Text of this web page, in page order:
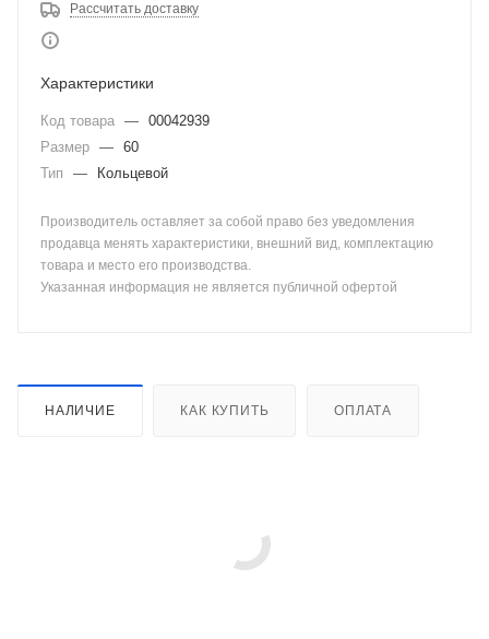
Рассчитать доставку
Характеристики
Код товара — 00042939
Размер — 60
Тип
— Кольцевой
Производитель оставляет за собой право без уведомления
продавца менять характеристики, внешний вид, комплектацию
товара и место его производства.
Указанная информация не является публичной офертой
НАЛИЧИЕ КАК КУПИТЬ ОПЛАТА